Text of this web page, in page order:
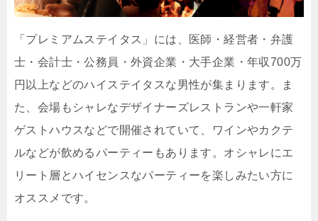
「プレミアムステイタス」には、医師・経営者・弁護
士・会計士・公務員・外資企業・大手企業・年収700万
円以上などのハイステイタスな男性が集まります。ま
た、会場もシャレなデザイナーズレストランや一軒家
ゲストハウスなどで開催されていて、ワインやカクテ
ルなどが飲めるパーティーもあります。オシャレにエ
リート層とハイセンスなパーティーを楽しみたい方に
オススメです。